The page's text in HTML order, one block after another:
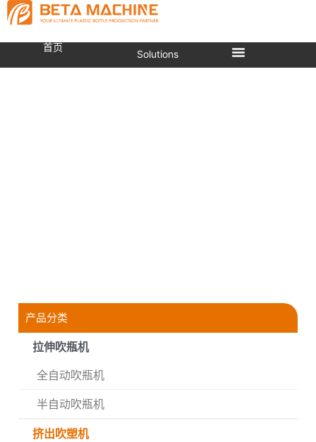
首页
Solutions
产品分类
拉伸吹瓶机
全自动吹瓶机
半自动吹瓶机
挤出吹塑机